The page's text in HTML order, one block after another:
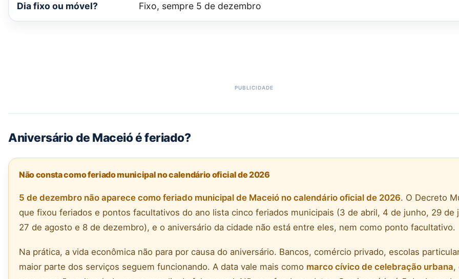
Dia fixo ou móvel? Fixo, sempre 5 de dezembro
Aniversário de Maceió é feriado?
Não consta como feriado municipal no calendário oficial de 2026
5 de dezembro não aparece como feriado municipal de Maceió no calendário oficial de 2026. O Decreto
que fixou feriados e pontos facultativos do ano lista cinco feriados municipais (3 de abril, 4 de junho, 29 de
27 de agosto e 8 de dezembro), e o aniversário da cidade não está entre eles, nem como ponto facultativo.
Na prática, a vida econômica não para por causa do aniversário. Bancos, comércio privado, escolas
maior parte dos serviços seguem funcionando. A data vale mais como marco cívico de celebração urbana,